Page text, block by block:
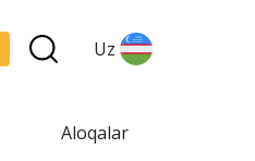
Uz
Aloqalar